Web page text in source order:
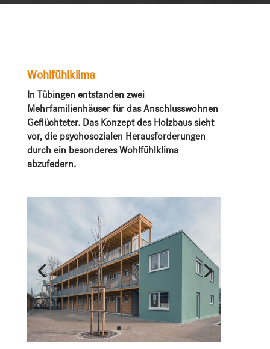
Wohlfühlklima
In Tübingen entstanden zwei
Mehrfamilienhäuser für das Anschlusswohnen
Geflüchteter. Das Konzept des Holzbaus sieht
vor, die psychosozialen Heraus­forderungen
durch ein besonderes Wohlfühl­klima
abzufedern.